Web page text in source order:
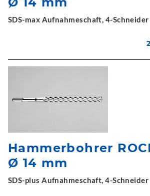
SDS-max Aufnahmeschaft, 4-Schneider
Hammerbohrer
Ø 14 mm
SDS-plus Aufnahmeschaft, 4-Schneider